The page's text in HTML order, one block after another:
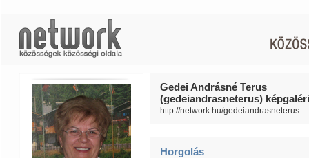
Gedei Andrásné Terus
(gedeiandrasneterus)
http://network.hu/gedeiandrasneterus
Horgolás